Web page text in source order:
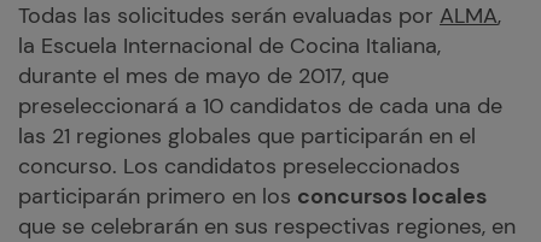
Todas las solicitudes serán evaluadas por ALMA,
la Escuela Internacional de Cocina Italiana,
durante el mes de mayo de 2017, que
preseleccionará a 10 candidatos de cada una de
las 21 regiones globales que participarán en el
concurso. Los candidatos preseleccionados
participarán primero en los concursos locales
que se celebrarán en sus respectivas regiones, en